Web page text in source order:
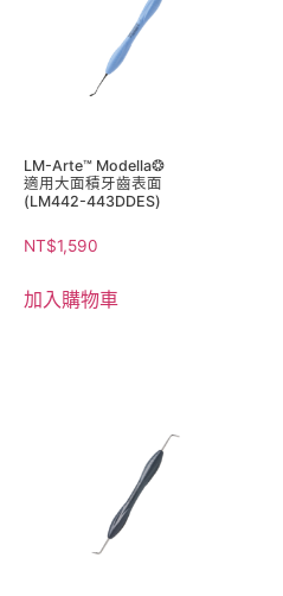
LM-Arte™ Modella❂
適用大面積牙齒表面
(LM442-443DDES)
NT$1,590
加入購物車